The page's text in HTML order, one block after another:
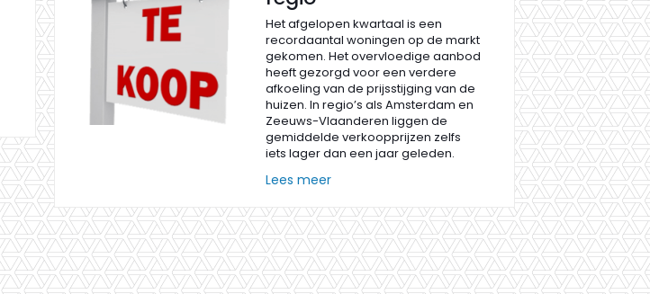
Het afgelopen kwartaal is een
recordaantal woningen op de markt
gekomen. Het overvloedige aanbod
heeft gezorgd voor een verdere
afkoeling van de prijsstijging van de
huizen. In regio’s als Amsterdam en
Zeeuws-Vlaanderen liggen de
gemiddelde verkoopprijzen zelfs
iets lager dan een jaar geleden.
Lees meer